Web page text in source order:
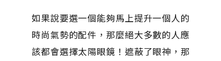
如果說要選一個能夠馬上提升一個人的
時尚氣勢的配件，那麼絕大多數的人應
該都會選擇太陽眼鏡！遮蔽了眼神，那